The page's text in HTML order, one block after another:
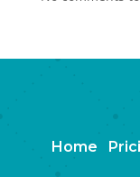
Home